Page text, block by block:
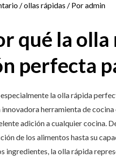
/ollas rápidas / Poradmin
qué la
perfecta
la olla rápida
innovadora herramienta de
adición a cualquier cocina.
de los alimentos hasta su
ingredientes, la olla rápida